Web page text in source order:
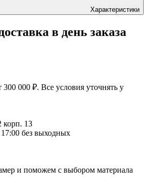
Характеристики
в день заказа
300 000 ₽. Все условия уточнять у
корп. 13
без выходных
и поможем с выбором материала